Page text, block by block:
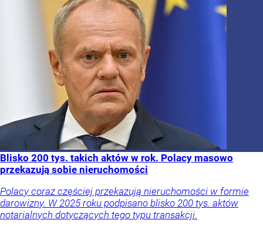
Blisko 200 tys. takich aktów w rok. Polacy masowo
przekazują sobie nieruchomości
Polacy coraz częściej przekazują nieruchomości w formie
darowizny. W 2025 roku podpisano blisko 200 tys. aktów
notarialnych dotyczących tego typu transakcji.